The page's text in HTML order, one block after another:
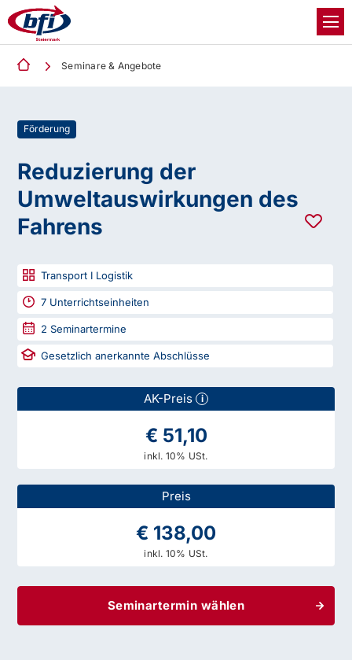
Seminare & Angebote
Förderung
Reduzierung der
Umweltauswirkungen des
Fahrens
Transport I Logistik
7 Unterrichtseinheiten
2 Seminartermine
Gesetzlich anerkannte Abschlüsse
AK-Preis i
€ 51,10
inkl. 10% USt.
Preis
€ 138,00
inkl. 10% USt.
Seminartermin wählen